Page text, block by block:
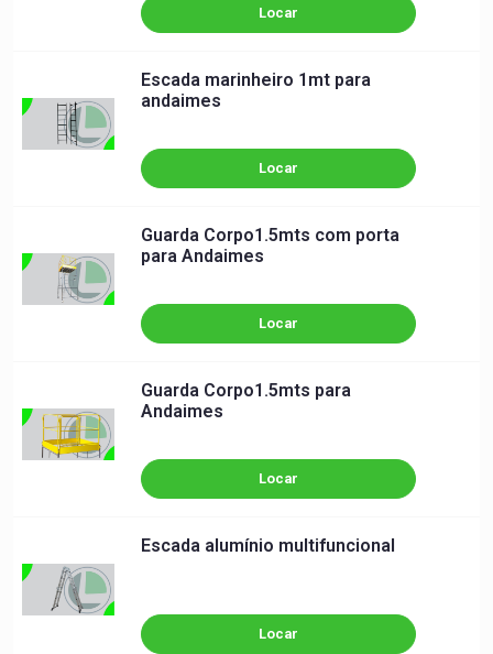
Locar
Escada marinheiro 1mt para
andaimes
Locar
Guarda Corpo1.5mts com porta
para Andaimes
Locar
Guarda Corpo1.5mts para
Andaimes
Locar
Escada alumínio multifuncional
Locar